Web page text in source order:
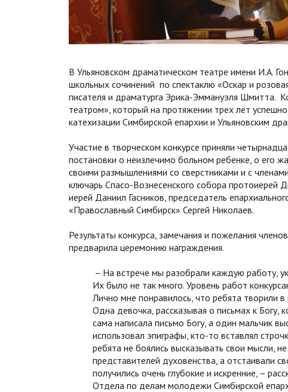
В Ульяновском драматическом театре имени И.А.
школьных сочинений по спектаклю «Оскар и
писателя и драматурга Эрика-Эммануэля Шмитта.
театром», который на протяжении трех лет
катехизации Симбирской епархии и Ульяновским
Участие в творческом конкурсе приняли
постановки о неизлечимо больном ребенке, о его
своими размышлениями со сверстниками и с
ключарь Спасо-Вознесенского собора протоиерей
иерей Даниил Гасников, председатель
«Православный Симбирск» Сергей Николаев.
Результаты конкурса, замечания и пожелания
предварила церемонию награждения.
– На встрече мы разобрали каждую работу,
Их было не так много. Уровень работ
Лично мне понравилось, что ребята творили
Одна девочка, рассказывая о письмах к Богу,
сама написала письмо Богу, а один мальчик
использовал эпиграфы, кто-то вставлял
ребята не боялись высказывать свои мысли,
представителей духовенства, а отстаивали
получились очень глубокие и искренние, –
Отдела по делам молодежи Симбирской